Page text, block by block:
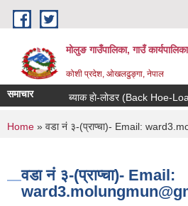
Skip to main content
मोलुङ गाउँपालिका, गाउँ
कोशी प्रदेश, ओखलढुङ्गा, नेपाल
समाचार ब्याक हाे-लाेडर (Back Hoe-Loader)
You are here
Home » वडा नं ३-(प्राप्चा)- Email:
वडा नं ३-(प्राप्चा)- Email: